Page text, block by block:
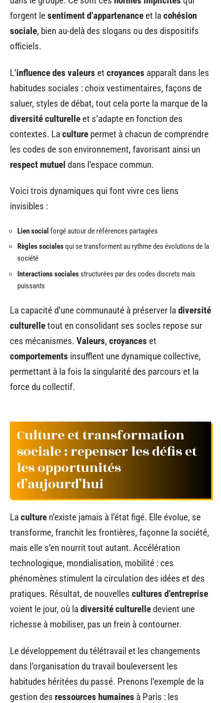
forgent lesentiment d’appartenance et la cohésion
sociale, bien au-delà des slogans ou des dispositifs
officiels.
L’influence des valeurs et croyances apparaît dans les
habitudes sociales : choix vestimentaires, façons de
saluer, styles de débat, tout cela porte la marque de la
diversité culturelle et s’adapte en fonction des
contextes. La culture permet à chacun de comprendre
les codes de son environnement, favorisant ainsi un
respect mutuel dans l’espace commun.
Voici trois dynamiques qui font vivre ces liens
invisibles :
Lien social forgé autour de références partagées
Règles socialesqui se transforment au rythme des évolutions de la
société
Interactions socialesstructurées par des codes discrets mais
puissants
La capacité d’une communauté à préserver la diversité
culturelletout en consolidant ses socles repose sur
ces mécanismes. Valeurs, croyances et
comportements insufflent une dynamique collective,
permettant à la fois la singularité des parcours et la
force du collectif.
Culture et transformation
sociale : repenser les défis et
les opportunités
d’aujourd’hui
La culture n’existe jamais à l’état figé. Elle évolue, se
transforme, franchit les frontières, façonne la société,
mais elle s’en nourrit tout autant. Accélération
technologique, mondialisation, mobilité : ces
phénomènes stimulent la circulation des idées et des
pratiques. Résultat, de nouvelles cultures d’entreprise
voient le jour, où la diversité culturelledevient une
richesse à mobiliser, pas un frein à contourner.
Le développement du télétravail et les changements
dans l’organisation du travail bouleversent les
habitudes héritées du passé. Prenons l’exemple de la
gestion des ressources humaines à Paris : les